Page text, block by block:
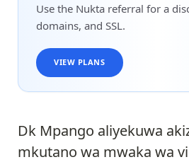
Use the Nukta referral for a
domains, and SSL.
VIEW PLANS
Dk Mpango aliyekuwa
mkutano wa mwaka wa